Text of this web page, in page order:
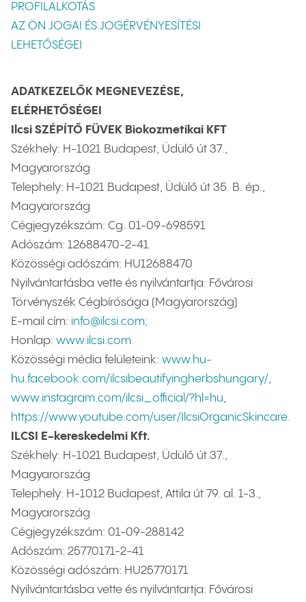
PROFILALKOTÁS
AZ ÖN JOGAI ÉS JOGÉRVÉNYESÍTÉSI
LEHETŐSÉGEI
ADATKEZELŐK MEGNEVEZÉSE,
ELÉRHETŐSÉGEI
Ilcsi SZÉPÍTŐ FÜVEK Biokozmetikai KFT
Székhely: H-1021 Budapest, Üdülő út 37.,
Magyarország
Telephely: H-1021 Budapest, Üdülő út 35. B. ép.,
Magyarország
Cégjegyzékszám: Cg. 01-09-698591
Adószám: 12688470-2-41
Közösségi adószám: HU12688470
Nyilvántartásba vette és nyilvántartja: Fővárosi
Törvényszék Cégbírósága (Magyarország)
E-mail cím: info@ilcsi.com;
Honlap: www.ilcsi.com
Közösségi média felületeink: www.hu-
hu.facebook.com/ilcsibeautifyingherbshungary/,
www.instagram.com/ilcsi_official/?hl=hu,
https://www.youtube.com/user/IlcsiOrganicSkincare.
ILCSI E-kereskedelmi Kft.
Székhely: H-1021 Budapest, Üdülő út 37.,
Magyarország
Telephely: H-1012 Budapest, Attila út 79. al. 1-3.,
Magyarország
Cégjegyzékszám: 01-09-288142
Adószám: 25770171-2-41
Közösségi adószám: HU25770171
Nyilvántartásba vette és nyilvántartja: Fővárosi